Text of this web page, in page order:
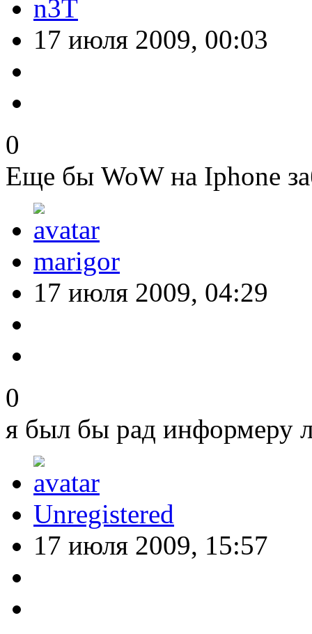
n3T
17 июля 2009, 00:03
0
Еще бы WoW на Iphone
marigor
17 июля 2009, 04:29
0
я был бы рад информеру
Unregistered
17 июля 2009, 15:57